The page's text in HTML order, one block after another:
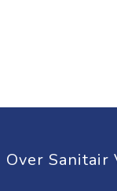
Over Sanitair